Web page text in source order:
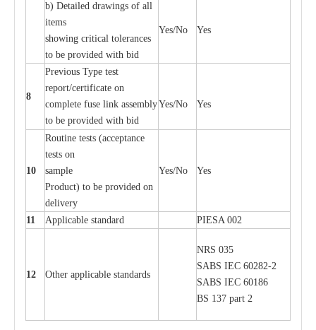
b) Detailed drawings of all
items
showing critical tolerances
to be provided with bid
Yes/No Yes
8
Previous Type test
report/certificate on
complete fuse link assembly
to be provided with bid
Yes/No Yes
10
Routine tests (acceptance
tests on
sample
Product) to be provided on
delivery
Yes/No Yes
11 Applicable standard PIESA 002
12 Other applicable standards
NRS 035
SABS IEC 60282-2
SABS IEC 60186
BS 137 part 2